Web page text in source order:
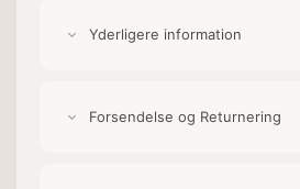
Yderligere information
Forsendelse og Returnering